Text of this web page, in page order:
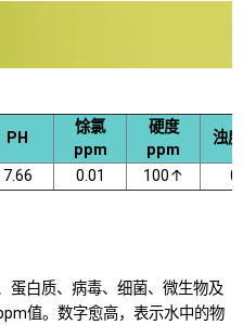
PH
馀氯
ppm
硬度
ppm
浊
7.66 0.01 100↑
蛋白质、病毒、细菌、微生物及
值。数字愈高，表示水中的物